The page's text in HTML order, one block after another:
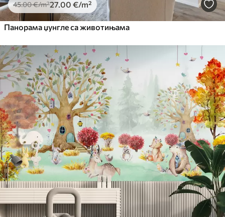
45.00€/m²27 .00 €/m²
Панорама џунгле са животињама